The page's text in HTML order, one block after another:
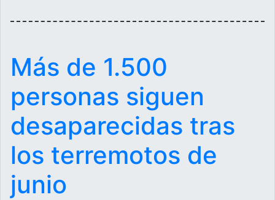
Más de 1.500
personas siguen
desaparecidas tras
los terremotos de
junio